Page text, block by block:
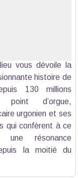
vous dévoile la
histoire de
130 millions
point d’orgue,
urgonien et ses
qui confèrent à ce
une résonance
la moitié du